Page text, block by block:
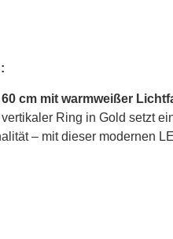
cm mit warmweißer
Ring in Gold setzt
– mit dieser modernen